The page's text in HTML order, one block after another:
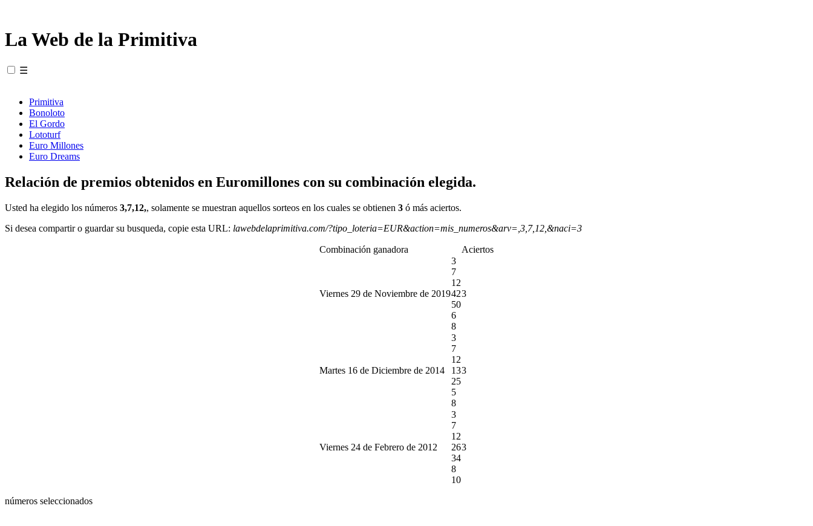
La Web de la Primitiva
☰
Primitiva
Bonoloto
El Gordo
Lototurf
Euro Millones
Euro Dreams
Relación de premios obtenidos en Euromillones con su combinación elegida.
Usted ha elegido los números 3,7,12,, solamente se muestran aquellos sorteos en los cuales se obtienen 3 ó más aciertos.
Si desea compartir o guardar su busqueda, copie esta URL: lawebdelaprimitiva.com/?tipo_loteria=EUR&action=mis_numeros&arv=,3,7,12,&naci=3
Combinación ganadora Aciertos
Viernes 29 de Noviembre de 2019
3
7
12
42
50
6
8
3
Martes 16 de Diciembre de 2014
3
7
12
13
25
5
8
3
Viernes 24 de Febrero de 2012
3
7
12
26
34
8
10
3
números seleccionados